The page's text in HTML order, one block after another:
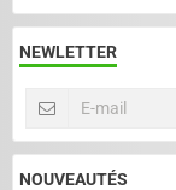
NEWLETTER
NOUVEAUTÉS